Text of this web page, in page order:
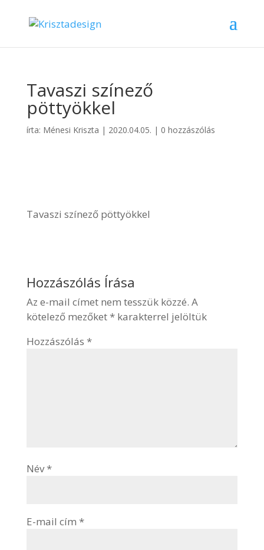
Tavaszi színező
pöttyökkel
írta: Ménesi Kriszta | 2020.04.05. | 0 hozzászólás
Tavaszi színező pöttyökkel
Hozzászólás Írása
Az e-mail címet nem tesszük közzé. A
kötelező mezőket *karakterrel jelöltük
Hozzászólás *
Név*
E-mail cím *